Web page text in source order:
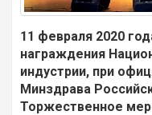
11 февраля 2020
награждения
индустрии, при
Минздрава
Торжественное